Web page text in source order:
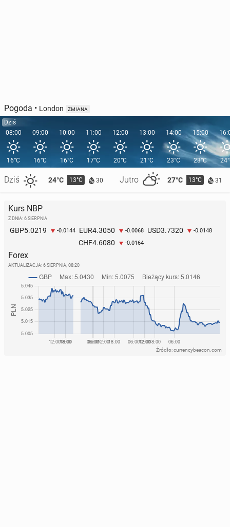
Pogoda • London ZMIANA
Dziś
08:00
16°C
Dziś 24°C 13°C 30 Jutro 27°C 13°C 31
09:00
16°C
10:00
16°C
11:00
17°C
12:00
20°C
13:00
21°C
14:00
23°C
15:00
23°C
Kurs NBP
Z DNIA: 6 SIERPNIA
GBP5.0219 -0.0144 EUR4.3050 -0.0068 USD3.7320 -0.0148
CHF4.6080 -0.0164
Forex
AKTUALIZACJA: 6 SIERPNIA, 08:20
Źródło: currencybeacon.com